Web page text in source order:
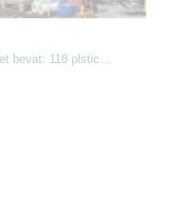
bevat: 118 plstic…